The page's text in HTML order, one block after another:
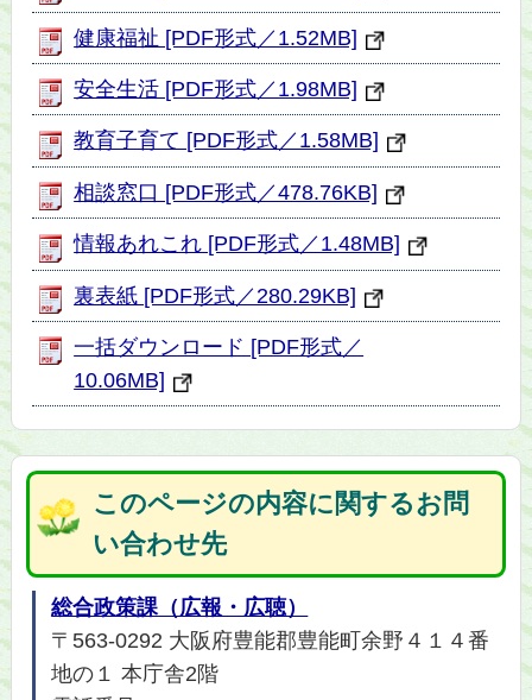
健康福祉 [PDF形式／1.52MB]
安全生活 [PDF形式／1.98MB]
教育子育て [PDF形式／1.58MB]
相談窓口 [PDF形式／478.76KB]
情報あれこれ [PDF形式／1.48MB]
裏表紙 [PDF形式／280.29KB]
一括ダウンロード [PDF形式／
10.06MB]
このページの内容に関するお問
い合わせ先
総合政策課（広報・広聴）
〒563-0292 大阪府豊能郡豊能町余野４１４番
地の１ 本庁舎2階